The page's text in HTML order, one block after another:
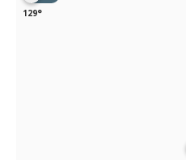
129°